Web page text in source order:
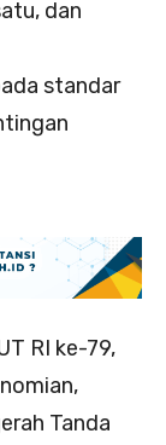
dan
standar
RI ke-79,
Tanda